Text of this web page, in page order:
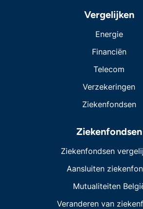
Vergelijken
Energie
Financiën
Telecom
Verzekeringen
Ziekenfondsen
Ziekenfondsen
Ziekenfondsen
Aansluiten
Mutualiteiten
Veranderen van